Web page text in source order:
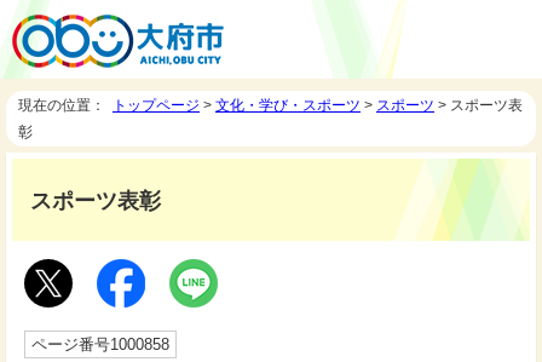
現在の位置： トップページ > 文化・学び・スポーツ > スポーツ > スポーツ表
彰
スポーツ表彰
ページ番号1000858